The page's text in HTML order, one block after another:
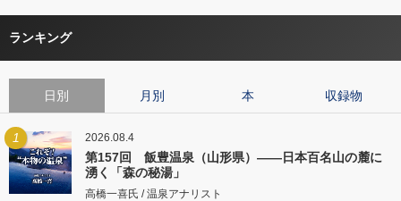
ランキング
日別 月別 本 収録物
1 2026.08.4
第157回 飯豊温泉（山形県）――日本百名山の麓に
湧く「森の秘湯」
高橋一喜氏 / 温泉アナリスト